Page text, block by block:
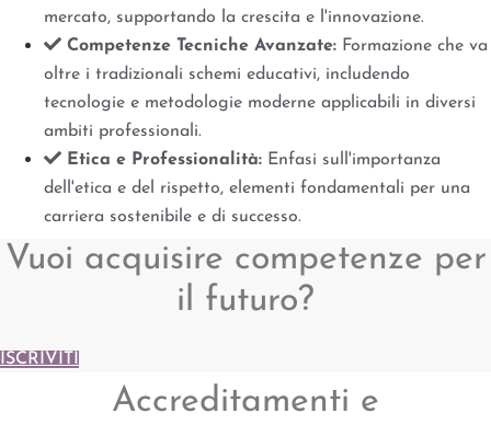
mercato, supportando la crescita e l'innovazione.
Competenze Tecniche Avanzate: Formazione che va
oltre i tradizionali schemi educativi, includendo
tecnologie e metodologie moderne applicabili in diversi
ambiti professionali.
Etica e Professionalità: Enfasi sull'importanza
dell'etica e del rispetto, elementi fondamentali per una
carriera sostenibile e di successo.
Vuoi acquisire competenze per
il futuro?
ISCRIVITI
Accreditamenti e